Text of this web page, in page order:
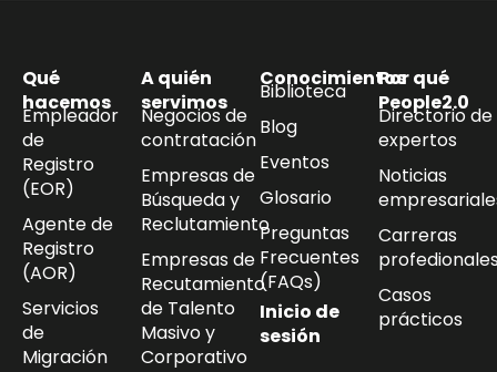
Qué
hacemos
Empleador
de
Registro
(EOR)
Agente de
Registro
(AOR)
Servicios
de
Migración
A quién
servimos
Negocios de
contratación
Empresas de
Búsqueda y
Reclutamiento
Empresas de
Recutamiento
de Talento
Masivo y
Corporativo
Conocimientos
Biblioteca
Blog
Eventos
Glosario
Preguntas
Frecuentes
(FAQs)
Inicio de
sesión
Por qué
People2.0
Directorio de
expertos
Noticias
Carreras
Casos
prácticos